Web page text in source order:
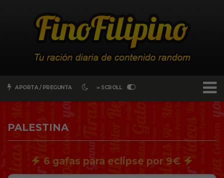
APORTA / PREGUNTA ∞ SCROLL
PALESTINA
6 gafas para eclipse por 9€